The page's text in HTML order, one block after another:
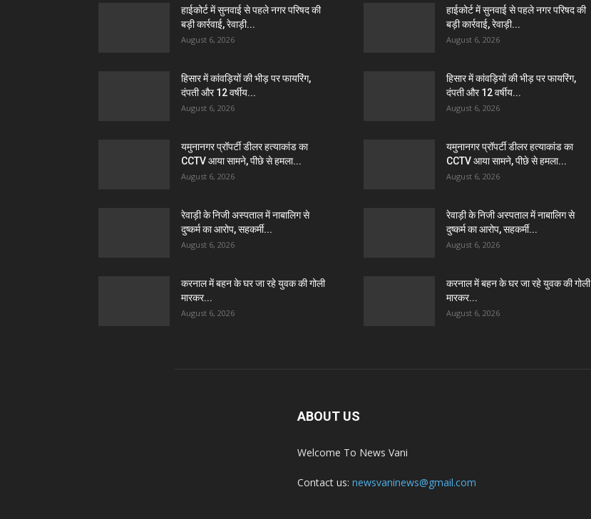
हाईकोर्ट में सुनवाई से पहले नगर परिषद की
बड़ी कार्रवाई, रेवाड़ी...
August 6, 2026
हिसार में कांवड़ियों की भीड़ पर फायरिंग,
दंपती और 12 वर्षीय...
August 6, 2026
यमुनानगर प्रॉपर्टी डीलर हत्याकांड का
CCTV आया सामने, पीछे से हमला...
August 6, 2026
रेवाड़ी के निजी अस्पताल में नाबालिग से
दुष्कर्म का आरोप, सहकर्मी...
August 6, 2026
करनाल में बहन के घर जा रहे युवक की गोली
मारकर...
August 6, 2026
हाईकोर्ट में सुनवाई से पहले नगर परिषद की
बड़ी कार्रवाई, रेवाड़ी...
August 6, 2026
हिसार में कांवड़ियों की भीड़ पर फायरिंग,
दंपती और 12 वर्षीय...
August 6, 2026
यमुनानगर प्रॉपर्टी डीलर हत्याकांड का
CCTV आया सामने, पीछे से हमला...
August 6, 2026
रेवाड़ी के निजी अस्पताल में नाबालिग से
दुष्कर्म का आरोप, सहकर्मी...
August 6, 2026
करनाल में बहन के घर जा रहे युवक की गोली
मारकर...
August 6, 2026
ABOUT US
Welcome To News Vani
Contact us: newsvaninews@gmail.com